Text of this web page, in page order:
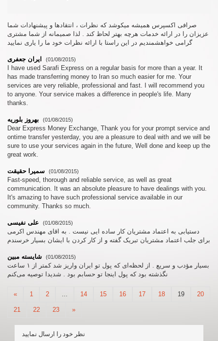
صرافی اکسپرس همیشه میکوشد که نظرات ، انتقادها و پیشنهادات شما
عزیزان را در ارائه خدمات هرچه بهتر لحاظ کند . لذا صمیمانه از شما مشتری
گرامی خواهشمندیم در این راستا با ارائه نظرات خود ما را یاری نمایید
ایران جعفری (01/08/2015)
I have used Sarafi Express on a regular basis for more than a year. It
has made transferring money to Iran so much easier for me. Your
services are very reliable, professional and fast. I will recommend you
to anyone. Your service makes a difference in people's life. Many
thanks.
بهروز بلوریه (01/08/2015)
Dear Express Money Exchange, Thank you for your prompt service and
ontime transfer yesterday, you are a pleasure to deal with and we will be
sure to use your services again in the future, Well done and keep up the
great work.
سمیرا حقیقت (01/08/2015)
Fast-speed, thorough and reliable service, as well as great
communication. It was an absolute pleasure to have dealings with you.
It's amazing to have such professional service available in our
community. Thanks so much.
علی نفیسی (01/08/2015)
دستیابی به اعتماد مشتریان کار ساده ایی نیست . به اقای مهندس اکرمی
برای جلب اعتماد مشتریان تبریک گفته و از کار کردن با ایشان بسیار خرسندم
شایسته مبین (01/08/2015)
بسیار مؤدب و سریع . از لحظه‌ای که پول تو ایران واریز شد کمتر از ۱ ساعت
نگذشته بود که پول اینجا تو حسابم بود . شدیدا توصیه می‌کنم
« 1 2 ... 14 15 16 17 18 19 20
21 22 23 »
نظر خود را ارسال نمایید